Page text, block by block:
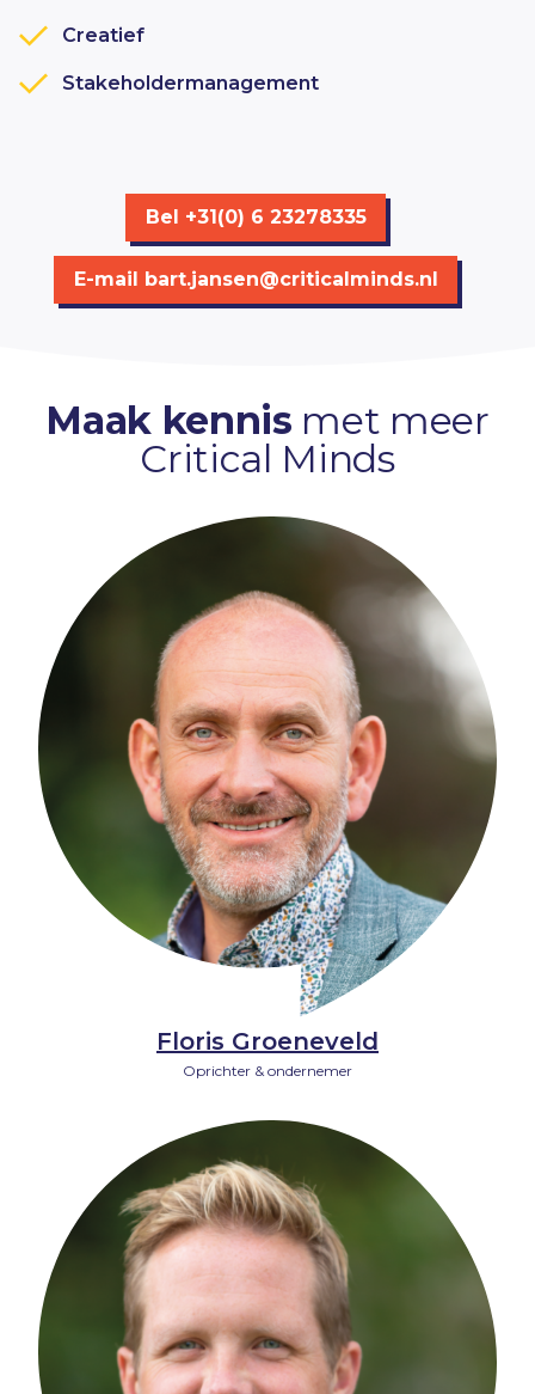
Creatief
Stakeholdermanagement
Bel +31(0) 6 23278335
E-mail bart.jansen@criticalminds.nl
Maak kennis met meer
Critical Minds
Floris Groeneveld
Oprichter & ondernemer